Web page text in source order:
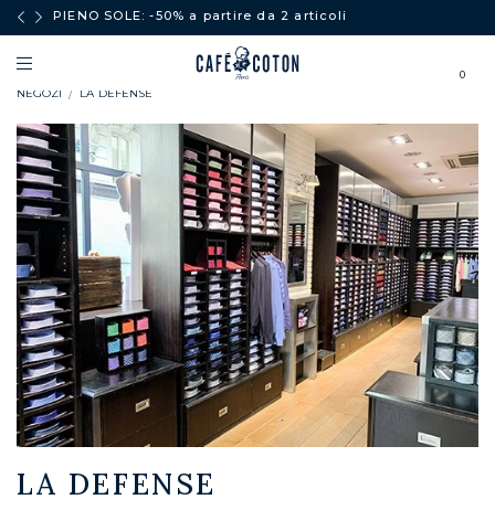
PIENO SOLE: -50% a partire da 2 articoli
0
NEGOZI LA DEFENSE
LA DEFENSE